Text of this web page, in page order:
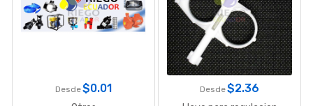
Desde$0.01 Desde$2.36